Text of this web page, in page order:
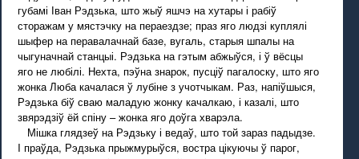
губамі Іван Рэдзька, што жыў яшчэ на хутары і рабіў
сторажам у мястэчку на пераездзе; праз яго людзі куплялі
шыфер на перавалачнай базе, вугаль, старыя шпалы на
чыгуначнай станцыі. Рэдзька на гэтым абжыўся, і ў вёсцы
яго не любілі. Нехта, пэўна знарок, пусціў пагалоску, што яго
жонка Люба качалася ў лубіне з учотчыкам. Раз, напіўшыся,
Рэдзька біў сваю маладую жонку качалкаю, і казалі, што
звярэдзіў ёй спіну – жонка яго доўга хварэла.
Мішка глядзеў на Рэдзьку і ведаў, што той зараз падыдзе.
I праўда, Рэдзька прыжмурыўся, востра цікуючы ў парог,